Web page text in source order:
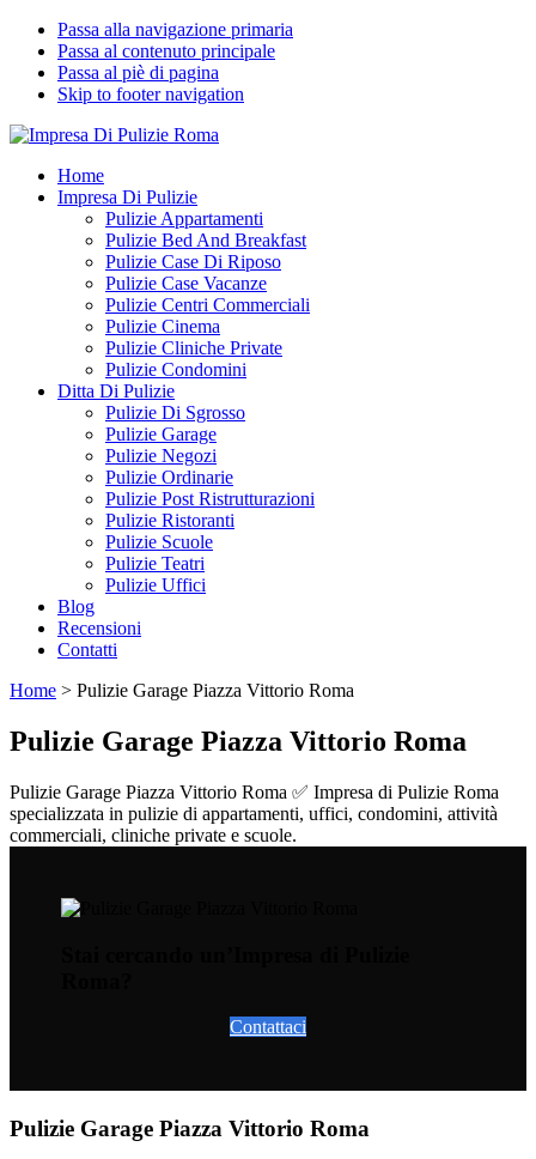
Passa alla navigazione primaria
Passa al contenuto principale
Passa al piè di pagina
Skip to footer navigation
Impresa Di Pulizie Roma
✅ Abitazioni e Attività Commerciali
Home
Impresa Di Pulizie
Pulizie Appartamenti
Pulizie Bed And Breakfast
Pulizie Case Di Riposo
Pulizie Case Vacanze
Pulizie Centri Commerciali
Pulizie Cinema
Pulizie Cliniche Private
Pulizie Condomini
Ditta Di Pulizie
Pulizie Di Sgrosso
Pulizie Garage
Pulizie Negozi
Pulizie Ordinarie
Pulizie Post Ristrutturazioni
Pulizie Ristoranti
Pulizie Scuole
Pulizie Teatri
Pulizie Uffici
Blog
Recensioni
Contatti
Home > Pulizie Garage Piazza Vittorio Roma
Pulizie Garage Piazza Vittorio Roma
Pulizie Garage Piazza Vittorio Roma ✅ Impresa di Pulizie Roma
specializzata in pulizie di appartamenti, uffici, condomini, attività
commerciali, cliniche private e scuole.
Contattaci
Pulizie Garage Piazza Vittorio Roma